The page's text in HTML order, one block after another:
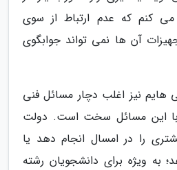
کنم که عدم ارتباط از سوی
آن ها نمی تواند جوابگوی
هایم نیز اغلب دچار مسائل فنی
این مسائل سخت است. دولت
را در امسال انجام دهد یا
به ویژه برای دانشجویان رشته